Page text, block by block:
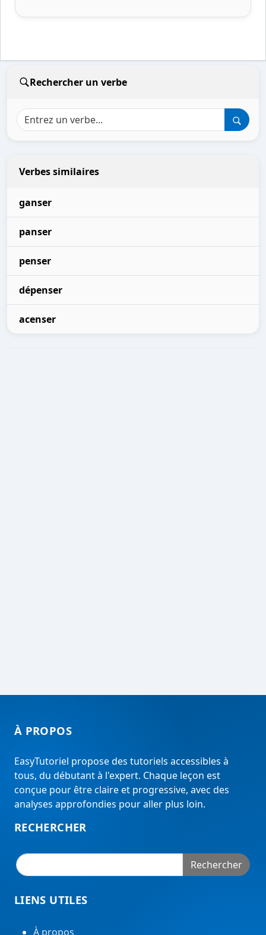
Rechercher un verbe
Verbes similaires
ganser
panser
penser
dépenser
acenser
À PROPOS
EasyTutoriel propose des tutoriels accessibles à
tous, du débutant à l'expert. Chaque leçon est
conçue pour être claire et progressive, avec des
analyses approfondies pour aller plus loin.
RECHERCHER
Rechercher
LIENS UTILES
À propos